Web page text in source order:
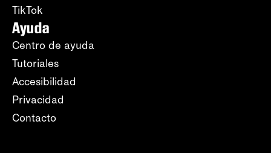
TikTok
Ayuda
Centro de ayuda
Tutoriales
Accesibilidad
Privacidad
Contacto